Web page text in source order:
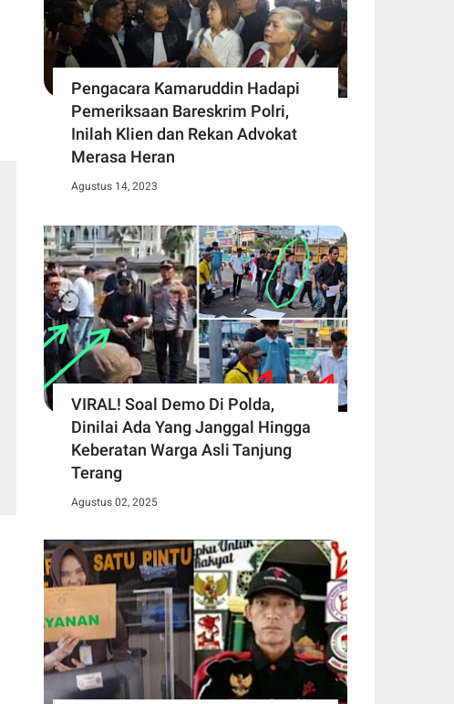
Pengacara Kamaruddin Hadapi
Pemeriksaan Bareskrim Polri,
Inilah Klien dan Rekan Advokat
Merasa Heran
Agustus 14, 2023
VIRAL! Soal Demo Di Polda,
Dinilai Ada Yang Janggal Hingga
Keberatan Warga Asli Tanjung
Terang
Agustus 02, 2025